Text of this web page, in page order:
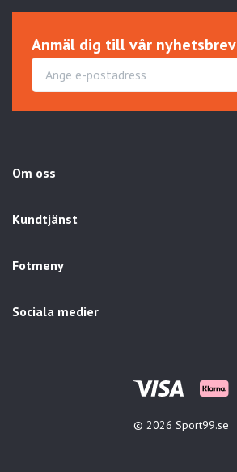
Anmäl dig till vår nyhetsbrev
Om oss
Kundtjänst
Fotmeny
Sociala medier
© 2026 Sport99.se